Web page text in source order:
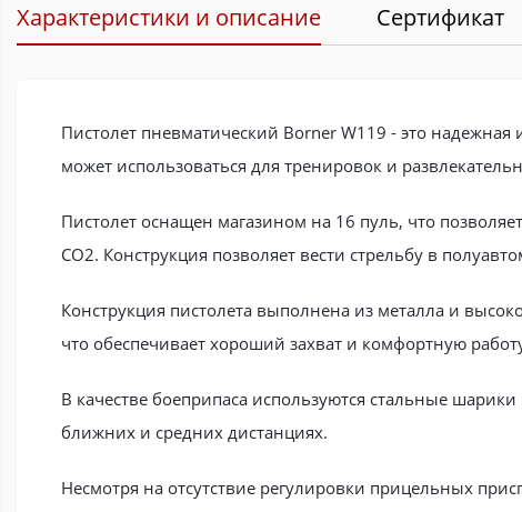
Характеристики и описание Сертификат
Пистолет пневматический Borner W119 - это
может использоваться для тренировок и
Пистолет оснащен магазином на 16 пуль, что
CO2. Конструкция позволяет вести стрельбу в
Конструкция пистолета выполнена из металла и
что обеспечивает хороший захват и комфортную
В качестве боеприпаса используются стальные
ближних и средних дистанциях.
Несмотря на отсутствие регулировки прицельных